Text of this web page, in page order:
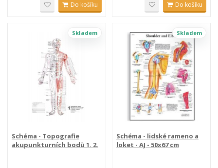
Do košíku Do košíku
Skladem
Schéma - Topografie
akupunkturních bodů 1. 2.
Skladem
Schéma - lidské rameno a
loket - AJ - 50x67 cm